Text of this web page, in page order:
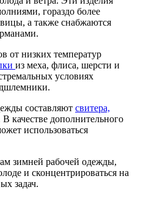
гораздо более
а также снабжаются
от низких температур
из меха, флиса, шерсти и
условиях
составляют свитера,
В качестве дополнительного
использоваться
зимней рабочей одежды,
и сконцентрироваться на
задач.